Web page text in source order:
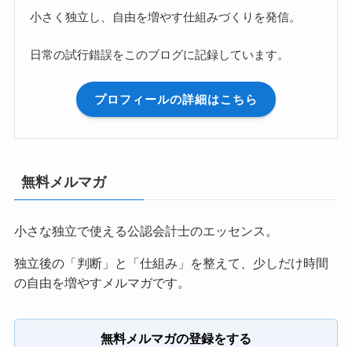
小さく独立し、自由を増やす仕組みづくりを発信。
日常の試行錯誤をこのブログに記録しています。
プロフィールの詳細はこちら
無料メルマガ
小さな独立で使える公認会計士のエッセンス。
独立後の「判断」と「仕組み」を整えて、少しだけ時間
の自由を増やすメルマガです。
無料メルマガの登録をする